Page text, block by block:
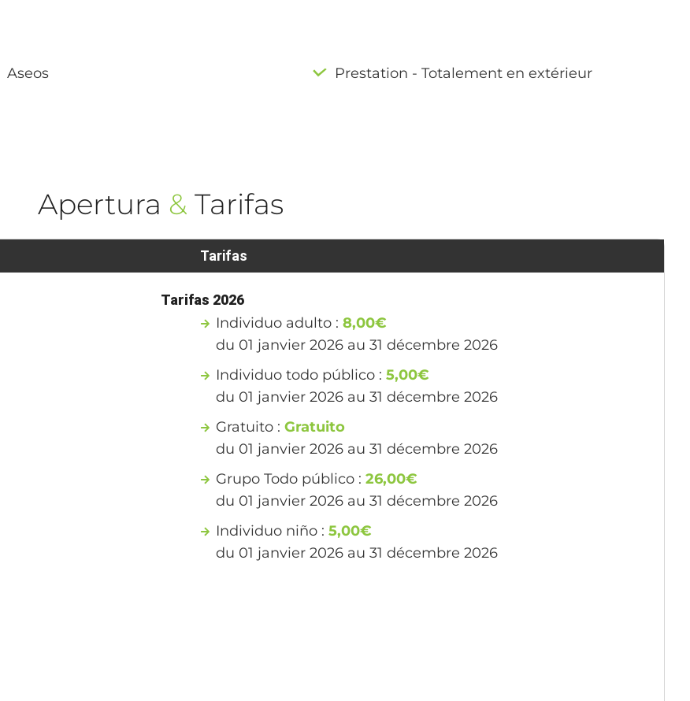
Aseos Prestation - Totalement en extérieur
Apertura & Tarifas
Tarifas
Tarifas 2026
Individuo adulto : 8,00€
du 01 janvier 2026 au 31 décembre 2026
Individuo todo público : 5,00€
du 01 janvier 2026 au 31 décembre 2026
Gratuito : Gratuito
du 01 janvier 2026 au 31 décembre 2026
Grupo Todo público : 26,00€
du 01 janvier 2026 au 31 décembre 2026
Individuo niño : 5,00€
du 01 janvier 2026 au 31 décembre 2026